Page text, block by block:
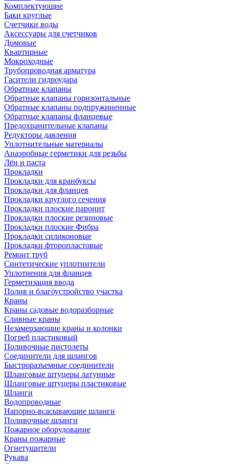
Комплектующие
Баки круглые
Счетчики воды
Аксессуары для счетчиков
Домовые
Квартирные
Мокроходные
Трубопроводная арматура
Гасители гидроудара
Обратные клапаны
Обратные клапаны горизонтальные
Обратные клапаны подпружиненные
Обратные клапаны фланцевые
Предохранительные клапаны
Редукторы давления
Уплотнительные материалы
Анаэробные герметики для резьбы
Лён и паста
Прокладки
Прокладки для кранбуксы
Прокладки для фланцев
Прокладки круглого сечения
Прокладки плоские паронит
Прокладки плоские резиновые
Прокладки плоские Фибра
Прокладки силиконовые
Прокладки фторопластовые
Ремонт труб
Синтетические уплотнители
Уплотнения для фланцев
Герметизация ввода
Полив и благоустройство участка
Краны
Краны садовые водоразборные
Сливные краны
Незамерзающие краны и колонки
Погреб пластиковый
Поливочные пистолеты
Соединители для шлангов
Быстроразъемные соединители
Шланговые штуцеры латунные
Шланговые штуцеры пластиковые
Шланги
Водопроводные
Напорно-всасывающие шланги
Поливочные шланги
Пожарное оборудование
Краны пожарные
Огнетушители
Рукава